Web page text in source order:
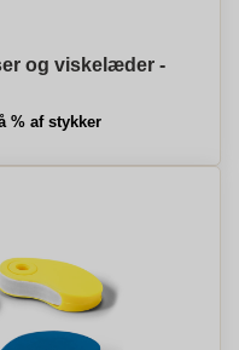
og viskelæder -
% af stykker